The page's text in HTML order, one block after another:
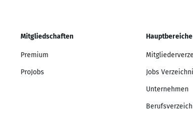
Mitgliedschaften
Premium
ProJobs
Hauptbereiche
Jobs
Unternehmen